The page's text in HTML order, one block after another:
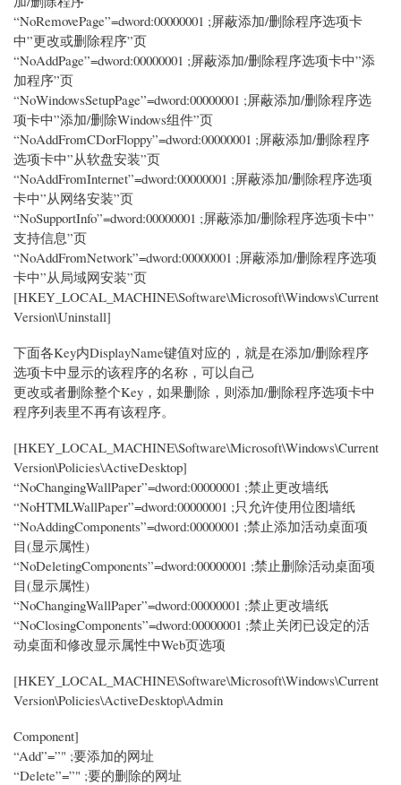
“NoRemovePage”=dword:00000001 ;屏蔽添加/删除程序选项卡
中”更改或删除程序”页
“NoAddPage”=dword:00000001 ;屏蔽添加/删除程序选项卡中”添
加程序”页
“NoWindowsSetupPage”=dword:00000001 ;屏蔽添加/删除程序选
项卡中”添加/删除Windows组件”页
“NoAddFromCDorFloppy”=dword:00000001 ;屏蔽添加/删除程序
选项卡中”从软盘安装”页
“NoAddFromInternet”=dword:00000001 ;屏蔽添加/删除程序选项
卡中”从网络安装”页
“NoSupportInfo”=dword:00000001 ;屏蔽添加/删除程序选项卡中”
支持信息”页
“NoAddFromNetwork”=dword:00000001 ;屏蔽添加/删除程序选项
卡中”从局域网安装”页
[HKEY_LOCAL_MACHINE\Software\Microsoft\Windows\Current
Version\Uninstall]
下面各Key内DisplayName键值对应的，就是在添加/删除程序
选项卡中显示的该程序的名称，可以自己
更改或者删除整个Key，如果删除，则添加/删除程序选项卡中
程序列表里不再有该程序。
[HKEY_LOCAL_MACHINE\Software\Microsoft\Windows\Current
Version\Policies\ActiveDesktop]
“NoChangingWallPaper”=dword:00000001 ;禁止更改墙纸
“NoHTMLWallPaper”=dword:00000001 ;只允许使用位图墙纸
“NoAddingComponents”=dword:00000001 ;禁止添加活动桌面项
目(显示属性)
“NoDeletingComponents”=dword:00000001 ;禁止删除活动桌面项
目(显示属性)
“NoChangingWallPaper”=dword:00000001 ;禁止更改墙纸
“NoClosingComponents”=dword:00000001 ;禁止关闭已设定的活
动桌面和修改显示属性中Web页选项
[HKEY_LOCAL_MACHINE\Software\Microsoft\Windows\Current
Version\Policies\ActiveDesktop\Admin
Component]
“Add”=”" ;要添加的网址
“Delete”=”" ;要的删除的网址